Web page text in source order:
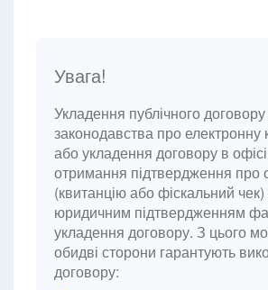
Увага!
Укладення публічного договору
законодавства про електронну
або укладення договору в
отримання підтвердження про
(квитанцію або фіскальний чек)
юридичним підтвердженням
укладення договору. З цього
обидві сторони гарантують
договору: